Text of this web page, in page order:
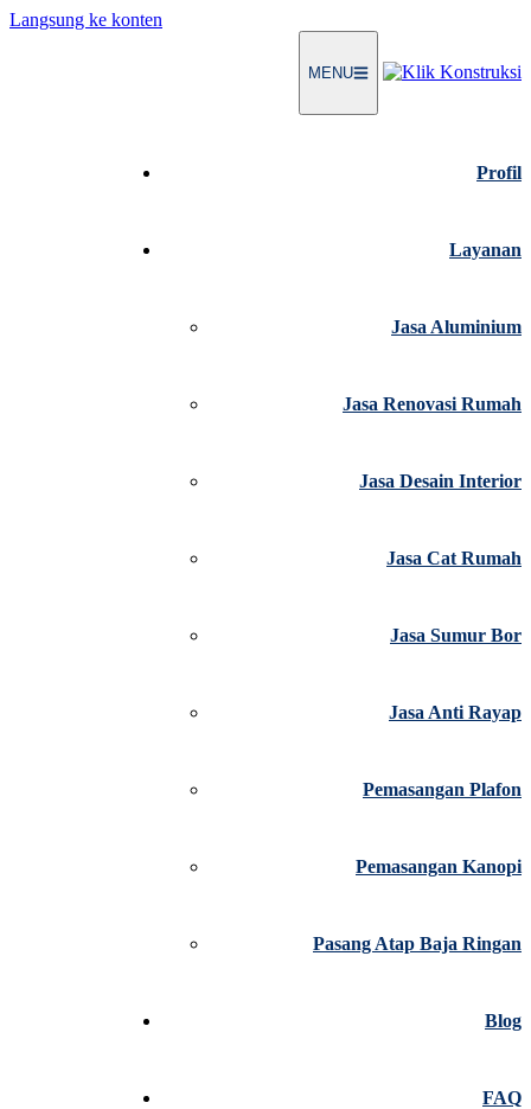
Langsung ke konten
MENU
Profil
Layanan
Jasa Aluminium
Jasa Renovasi Rumah
Jasa Desain Interior
Jasa Cat Rumah
Jasa Sumur Bor
Jasa Anti Rayap
Pemasangan Plafon
Pemasangan Kanopi
Pasang Atap Baja Ringan
Blog
FAQ